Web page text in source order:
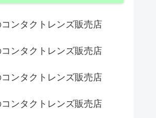
ンタクトレンズ販売店
ンタクトレンズ販売店
ンタクトレンズ販売店
ンタクトレンズ販売店